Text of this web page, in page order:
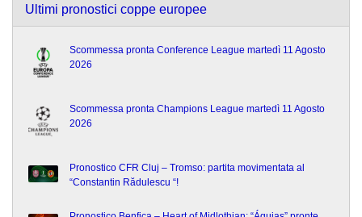
Ultimi pronostici coppe europee
Scommessa pronta Conference League martedì 11 Agosto
2026
Scommessa pronta Champions League martedì 11 Agosto
2026
Pronostico CFR Cluj – Tromso: partita movimentata al
“Constantin Rădulescu “!